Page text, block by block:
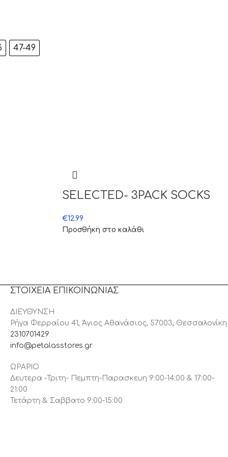
47-49
SELECTED- 3PACK SOCKS
€12.99
Προσθήκη στο καλάθι
ΣΤΟΙΧΕΙΑ ΕΠΙΚΟΙΝΩΝΙΑΣ
ΔΙΕΥΘΥΝΣΗ
Ρήγα Φερραίου 41, Άγιος Αθανάσιος, 57003, Θεσσαλονίκη
2310701429
info@petalasstores.gr
ΩΡΑΡΙΟ
Δευτερα -Τριτη- Πεμπτη-Παρασκευη 9:00-14:00 & 17:00-
21:00
Τετάρτη & Σαββατο 9:00-15:00